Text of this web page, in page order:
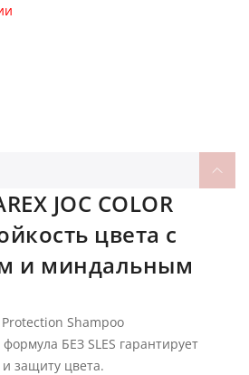
JOC COLOR
цвета с
и миндальным
Protection Shampoo
БЕЗ SLES гарантирует
защиту цвета.